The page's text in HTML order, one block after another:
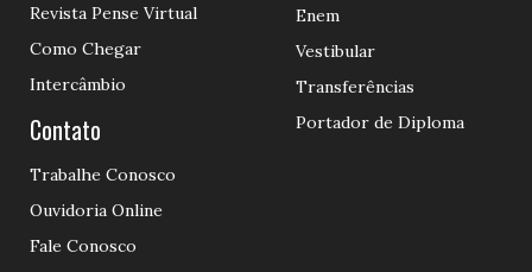
Revista Pense Virtual
Como Chegar
Intercâmbio
Contato
Trabalhe Conosco
Ouvidoria Online
Fale Conosco
Enem
Vestibular
Transferências
Portador de Diploma